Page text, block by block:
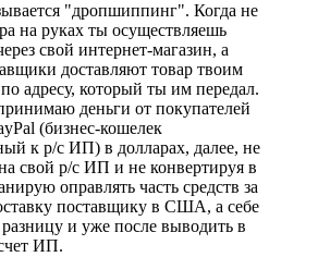
"дропшиппинг". Когда не
на руках ты осуществляешь
свой интернет-магазин, а
доставляют товар твоим
адресу, который ты им передал.
деньги от покупателей
(бизнес-кошелек
к р/с ИП) в долларах, далее, не
свой р/с ИП и не конвертируя в
оправлять часть средств за
поставщику в США, а себе
разницу и уже после выводить в
ИП.